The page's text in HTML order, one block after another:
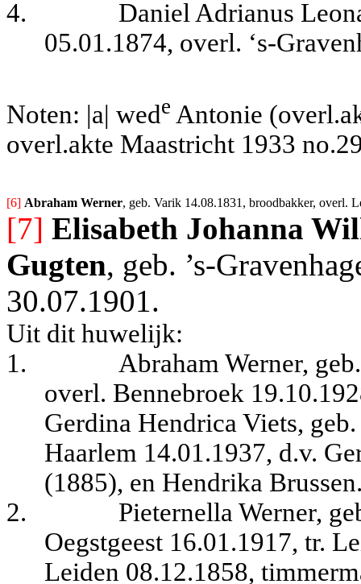
4.
Daniel Adrianus
05.01.1874, overl. ‘s-
Noten: |a| wede Antonie
overl.akte Maastricht 1933
[6] Abraham Werner, geb. Varik 14.08.1831, broodbakker, overl.
[7] Elisabeth Johanna
Gugten, geb. ’s-
30.07.1901.
Uit dit huwelijk:
1.
Abraham Werner,
overl. Bennebroek
Gerdina Hendrica Viets,
Haarlem 14.01.1937, d.v.
(1885), en Hendrika
2.
Pieternella Werner,
Oegstgeest 16.01.1917, tr.
Leiden 08.12.1858,